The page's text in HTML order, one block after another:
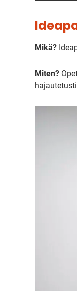
Mikä?
Miten?